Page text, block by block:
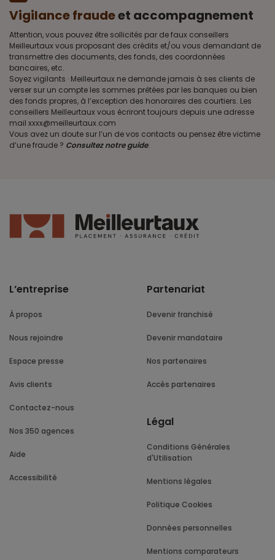
Vigilance fraudeet accompagnement
Attention, vous pouvez être sollicités par de faux conseillers
Meilleurtaux vous proposant des crédits et/ou vous demandant de
transmettre des documents, des fonds, des coordonnées
bancaires, etc.
Soyez vigilants · Meilleurtaux ne demande jamais à ses clients de
verser sur un compte les sommes prêtées par les banques ou bien
des fonds propres, à l’exception des honoraires des courtiers. Les
conseillers Meilleurtaux vous écriront toujours depuis une adresse
mail xxxx@meilleurtaux.com
Vous avez un doute sur l’un de vos contacts ou pensez être victime
d’une fraude ? Consultez notre guide.
L’entreprise
À propos
Nous rejoindre
Espace presse
Avis clients
Contactez-nous
Nos 350 agences
Aide
Accessibilité
Partenariat
Devenir franchisé
Devenir mandataire
Nos partenaires
Accès partenaires
Légal
Conditions Générales
d'Utilisation
Mentions légales
Politique Cookies
Données personnelles
Mentions comparateurs